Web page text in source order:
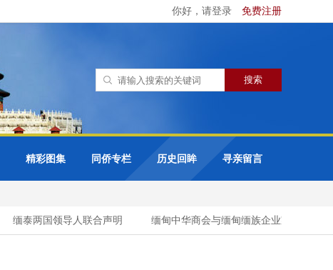
你好，请登录 免费注册
精彩图集 同侨专栏 历史回眸 寻亲留言
缅泰两国领导人联合声明 缅甸中华商会与缅甸缅族企业家协会（